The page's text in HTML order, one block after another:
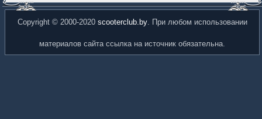
Copyright © 2000-2020 scooterclub.by. При любом использовании
материалов сайта ссылка на источник обязательна.